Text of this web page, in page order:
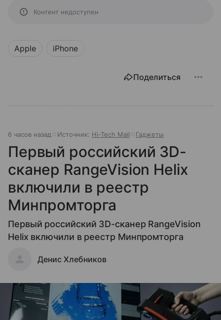
Контент недоступен
Apple iPhone
Поделиться
6 часов назад Источник: Hi-Tech Mail Гаджеты
Первый российский 3D-
сканер RangeVision Helix
включили в реестр
Минпромторга
Первый российский 3D-сканер RangeVision
Helix включили в реестр Минпромторга
Денис Хлебников